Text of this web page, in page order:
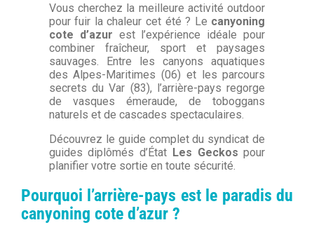
Vous cherchez la meilleure activité outdoor
pour fuir la chaleur cet été ? Le canyoning
cote d’azur est l’expérience idéale pour
combiner fraîcheur, sport et paysages
sauvages. Entre les canyons aquatiques
des Alpes-Maritimes (06) et les parcours
secrets du Var (83), l’arrière-pays regorge
de vasques émeraude, de toboggans
naturels et de cascades spectaculaires.
Découvrez le guide complet du syndicat de
guides diplômés d’État Les Geckos pour
planifier votre sortie en toute sécurité.
Pourquoi l’arrière-pays est le paradis du
canyoning cote d’azur ?